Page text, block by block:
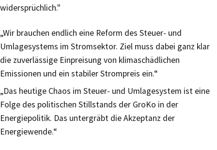
widersprüchlich."
„Wir brauchen endlich eine Reform des Steuer- und
Umlagesystems im Stromsektor. Ziel muss dabei ganz klar
die zuverlässige Einpreisung von klimaschädlichen
Emissionen und ein stabiler Strompreis ein.“
„Das heutige Chaos im Steuer- und Umlagesystem ist eine
Folge des politischen Stillstands der GroKo in der
Energiepolitik. Das untergräbt die Akzeptanz der
Energiewende.“